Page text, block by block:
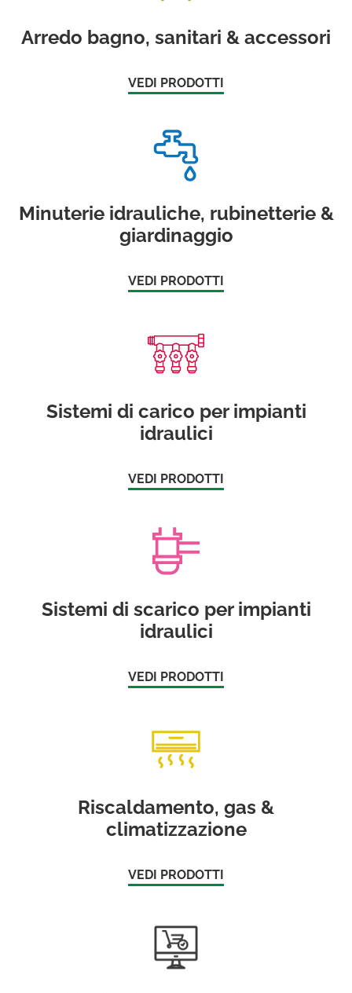
Arredo bagno, sanitari & accessori
VEDI PRODOTTI
Minuterie idrauliche, rubinetterie &
giardinaggio
VEDI PRODOTTI
Sistemi di carico per impianti
idraulici
VEDI PRODOTTI
Sistemi di scarico per impianti
idraulici
VEDI PRODOTTI
Riscaldamento, gas &
climatizzazione
VEDI PRODOTTI